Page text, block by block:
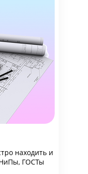
находить и
ГОСТы